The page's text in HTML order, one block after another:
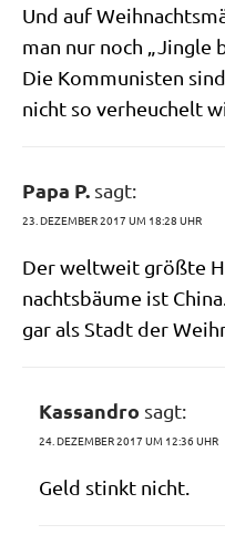
Und auf
man nur noch „Jing­le
Die Kom­mu­ni­sten
nicht so ver­heu­chelt
Papa P. sagt:
23. DEZEMBER 2017 UM 18:28 UHR
Der welt­weit größ­te
nachts­bäu­me ist
gar als Stadt der
Kassandro sagt:
24. DEZEMBER 2017 UM 12:36 UHR
Geld stinkt nicht.